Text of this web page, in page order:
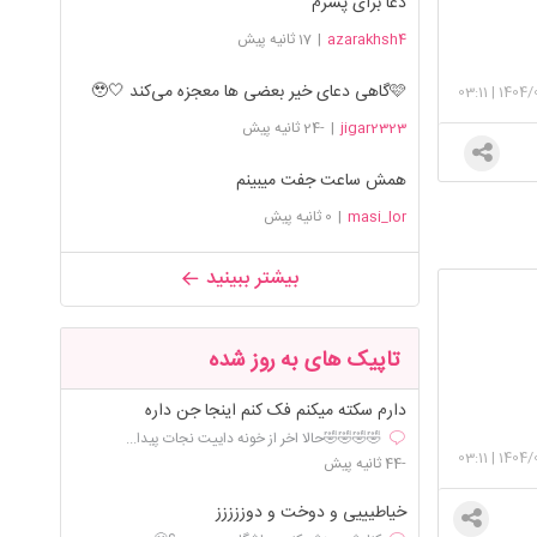
|
03:11
|
03:11
azarakhsh4
| 17 ثانیه پیش
🩷گاهی دعای خیر بعضی ها معجزه می‌کند 🤍🥹
jigar2323
| -24 ثانیه پیش
همش ساعت جفت میبینم
masi_lor
| 0 ثانیه پیش
بیشتر ببینید
تاپیک های به روز شده
دارم سکته میکنم فک کنم اینجا جن داره
🤣🤣🤣🤣حالا اخر از خونه داییت نجات پیدا...
-44 ثانیه پیش
خیاطیییی و دوخت و دوززززز